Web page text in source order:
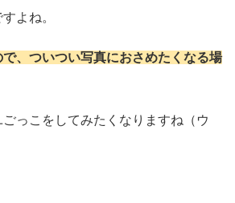
よね。
、ついつい写真におさめたくなる場
っこをしてみたくなりますね（ウ